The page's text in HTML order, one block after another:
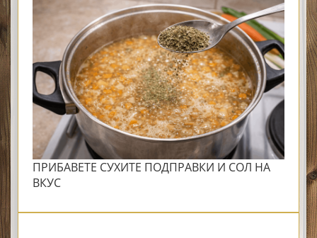
ПРИБАВЕТЕ СУХИТЕ ПОДПРАВКИ И СОЛ НА
ВКУС